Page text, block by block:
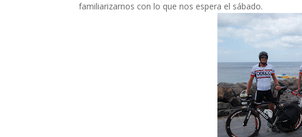
familiarizarnos con lo que nos espera el sábado.